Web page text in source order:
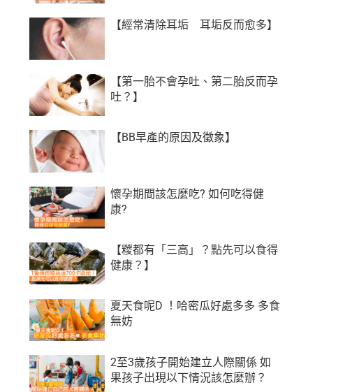
【經常清除耳垢 耳垢反而愈多】
【第一胎不會孕吐、第二胎反而孕
吐？】
【BB早產的原因及徵象】
懷孕期間該怎麼吃? 如何吃得健
康?
【糉都有「三高」？點先可以食得
健康？】
夏天食呢D‬ ！哈密瓜好處多多 多食
無妨
2至3歲孩子開始建立人際關係 如
果孩子出現以下情況該怎麼辦？